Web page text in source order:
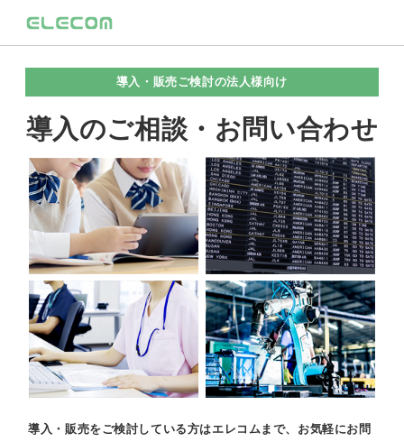
導入・販売ご検討の法人様向け
導入のご相談・お問い合わせ
導入・販売をご検討している方はエレコムまで、お気軽にお問